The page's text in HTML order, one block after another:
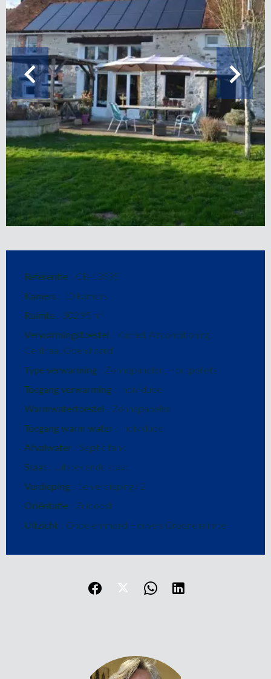
Referentie CB-13595
Kamers 10 kamers
Ruimte 302.95 m²
Verwarmingstoestel
Kachel, Airconditioning,
Centraal, Open haard
Type verwarming Zonnepanelen, Houtpellets
Toegang verwarming Individueel
Warmwatertoestel Zonnepanelen
Toegang warm water Individueel
Afvalwater Septic tank
Staat Uitstekende staat
Verdieping 1e verdieping / 2
Oriëntatie Zuidoost
Uitzicht Onbelemmerd Heuvels Groene ruimte